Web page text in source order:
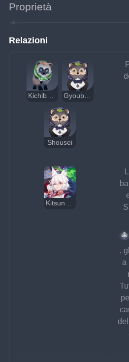
Proprietà
Relazioni
Kichiboushi Gyoubu Koban
Shousei
Kitsune Saiguu
,
a